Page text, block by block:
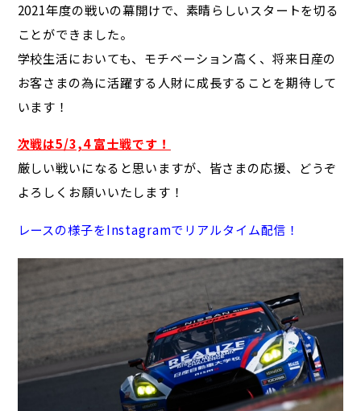
2021年度の戦いの幕開けで、素晴らしいスタートを切る
ことができました。
学校生活においても、モチベーション高く、将来日産の
お客さまの為に活躍する人財に成長することを期待して
います！
次戦は5/3,4 富士戦です！
厳しい戦いになると思いますが、皆さまの応援、どうぞ
よろしくお願いいたします！
レースの様子をInstagramでリアルタイム配信！